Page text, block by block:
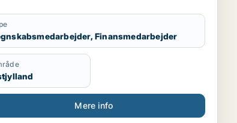
Finansmedarbejder
Mere info